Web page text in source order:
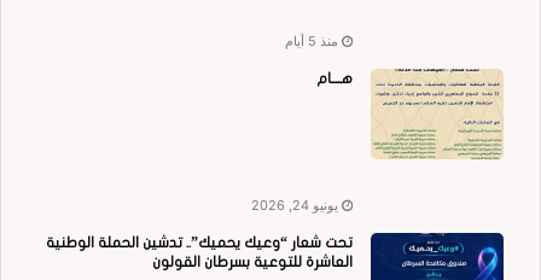
منذ 5 أيام
هــــام
يونيو 24, 2026
تحت شعار “وعيك يحميك”.. تدشين الحملة الوطنية
العاشرة للتوعية بسرطان القولون